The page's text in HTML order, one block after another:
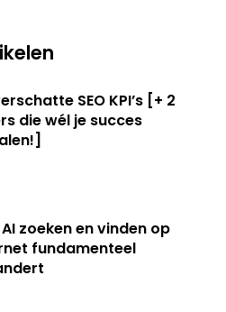
SEO KPI’s [+ 2
die wél je succes
zoeken en vinden op
fundamenteel